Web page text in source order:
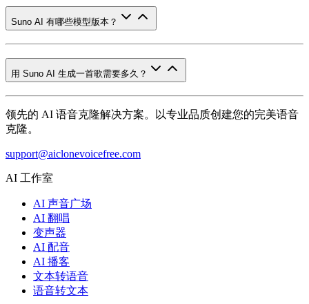
Suno AI 有哪些模型版本？
用 Suno AI 生成一首歌需要多久？
领先的 AI 语音克隆解决方案。以专业品质创建您的完美语音
克隆。
support@aiclonevoicefree.com
AI 工作室
AI 声音广场
AI 翻唱
变声器
AI 配音
AI 播客
文本转语音
语音转文本